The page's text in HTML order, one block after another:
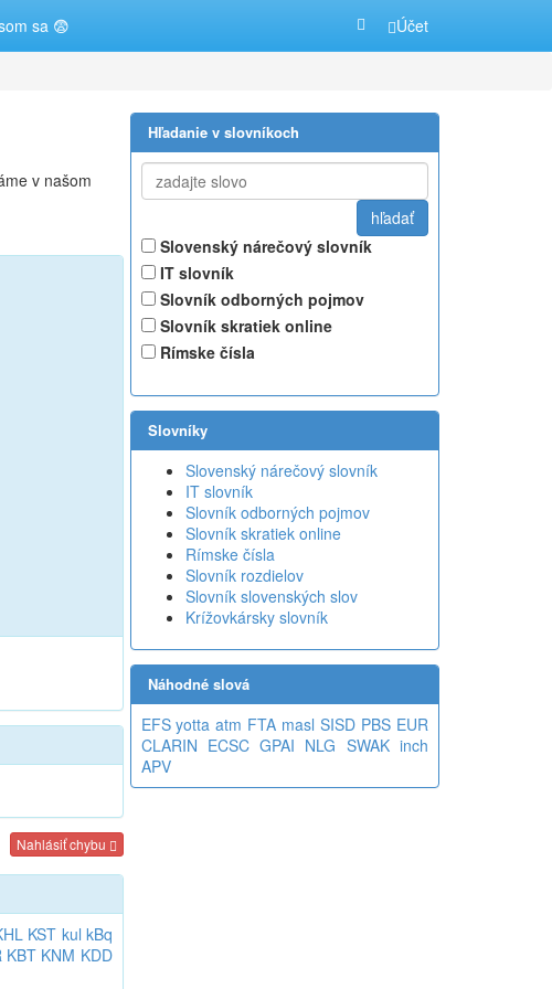
sa 😨 Účet
v našom
Nahlásiť chybu
KST kul kBq
KBT KNM KDD
Hľadanie v slovníkoch
Slovenský nárečový slovník
IT slovník
Slovník odborných pojmov
Slovník skratiek online
Rímske čísla
Slovníky
Slovenský nárečový slovník
IT slovník
Slovník odborných pojmov
Slovník skratiek online
Rímske čísla
Slovník rozdielov
Slovník slovenských slov
Krížovkársky slovník
Náhodné slová
EFS yotta atm FTA masl SISD PBS EUR
CLARIN ECSC GPAI NLG SWAK inch
APV